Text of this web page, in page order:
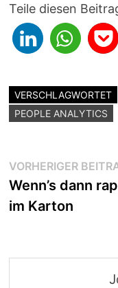
Teile diesen
VERSCHLAGWORTET
PEOPLE ANALYTICS
VORHERIGER
Wenn’s dann
im Karton